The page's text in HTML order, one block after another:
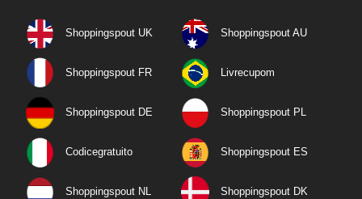
Shoppingspout UK Shoppingspout AU
Shoppingspout FR Livrecupom
Shoppingspout DE Shoppingspout PL
Codicegratuito Shoppingspout ES
Shoppingspout NL Shoppingspout DK